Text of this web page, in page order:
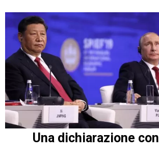
Una dichiarazione